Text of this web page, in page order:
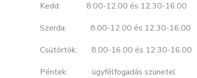
Kedd: 8.00-12.00 és 12.30-16.00
Szerda: 8.00-12.00 és 12.30-16.00
Csütörtök: 8.00-16.00 és 12.30-16.00
Péntek: ügyfélfogadás szünetel